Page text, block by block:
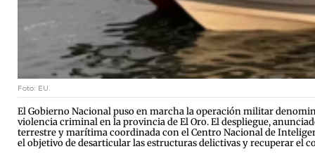
Foto: EU.
El Gobierno Nacional puso en marcha la operación militar
violencia criminal en la provincia de El Oro. El despliegue,
terrestre y marítima coordinada con el Centro Nacional de
el objetivo de desarticular las estructuras delictivas y recuperar el